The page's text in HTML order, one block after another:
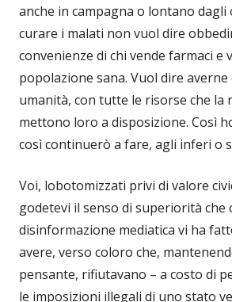
anche in campagna o lontano dagli
curare i malati non vuol dire
convenienze di chi vende farmaci e
popolazione sana. Vuol dire averne
umanità, con tutte le risorse che la
mettono loro a disposizione. Così
così continuerò a fare, agli inferi o
Voi, lobotomizzati privi di valore
godetevi il senso di superiorità che
disinformazione mediatica vi ha
avere, verso coloro che,
pensante, rifiutavano – a costo di
le imposizioni illegali di uno stato